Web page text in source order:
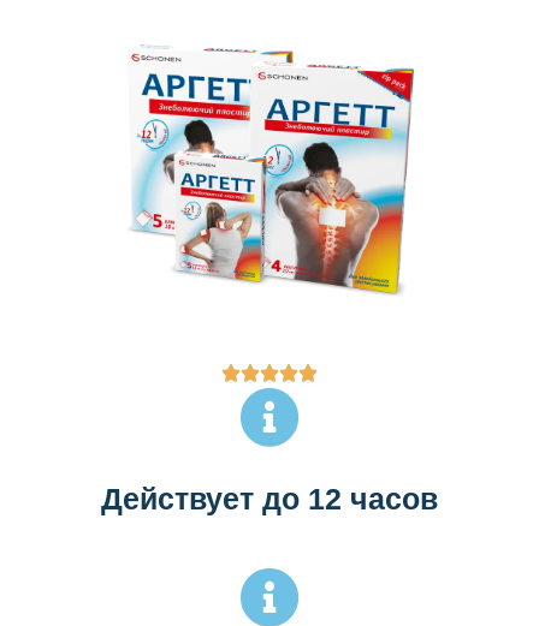
Аргетт пластырь
Пластырь от дикой боли в спине и суставах. Маленький
формат 6,5*4,2 см и большой формат 10*12 см.
Где купить
Действует до 12 часов